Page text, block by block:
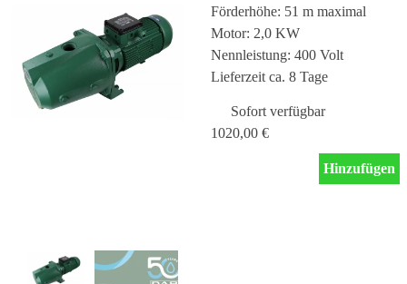
Förderhöhe: 51 m maximal
Motor: 2,0 KW
Nennleistung: 400 Volt
Lieferzeit ca. 8 Tage
Sofort verfügbar
1020,00 €
Hinzufügen